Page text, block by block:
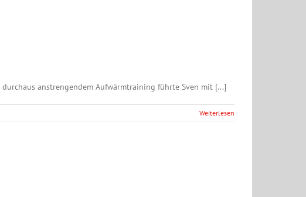
anstrengendem Aufwärmtraining führte Sven mit [...]
Weiterlesen